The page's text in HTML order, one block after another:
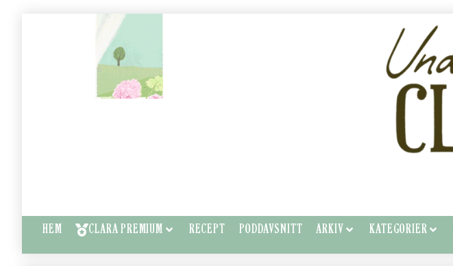
HEM CLARA PREMIUM RECEPT PODDAVSNITT ARKIV KATEGORIER